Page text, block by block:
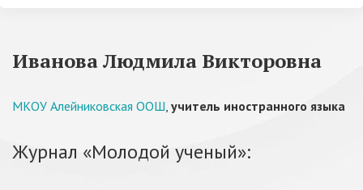
Иванова Людмила Викторовна
МКОУ Алейниковская ООШ, учитель иностранного языка
Журнал «Молодой ученый»: